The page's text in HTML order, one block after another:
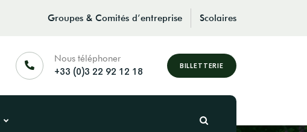
Groupes & Comités d’entreprise Scolaires
Nous téléphoner
+33 (0)3 22 92 12 18 BILLETTERIE